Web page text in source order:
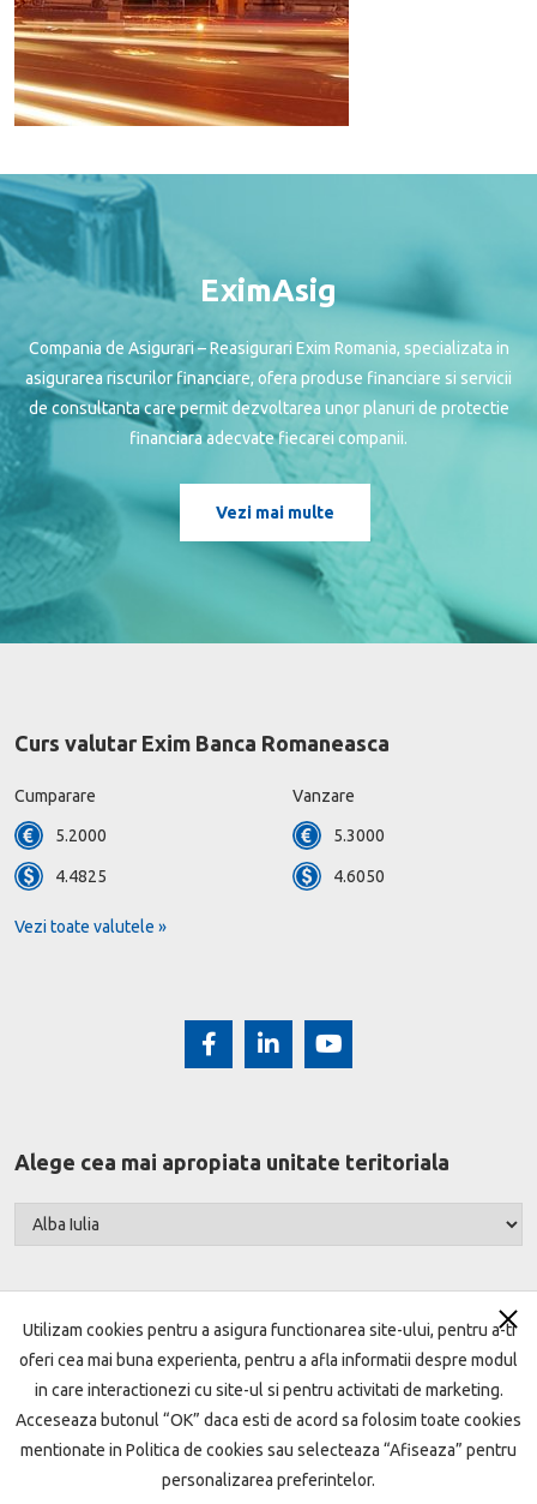
EximAsig
Compania de Asigurari – Reasigurari Exim Romania, specializata in
asigurarea riscurilor financiare, ofera produse financiare si servicii
de consultanta care permit dezvoltarea unor planuri de protectie
financiara adecvate fiecarei companii.
Vezi mai multe
Curs valutar Exim Banca Romaneasca
Cumparare Vanzare
5.2000 5.3000
4.4825 4.6050
Vezi toate valutele »
Alege cea mai apropiata unitate teritoriala
Harta site Termeni si conditii Setari cookie
Protecţia datelor Politica de cookie
Garantarea depozitelor ANPC
Utilizam cookies pentru a asigura functionarea site-ului, pentru a-ti
oferi cea mai buna experienta, pentru a afla informatii despre modul
in care interactionezi cu site-ul si pentru activitati de marketing.
Acceseaza butonul “OK” daca esti de acord sa folosim toate cookies
mentionate in Politica de cookies sau selecteaza “Afiseaza” pentru
personalizarea preferintelor.